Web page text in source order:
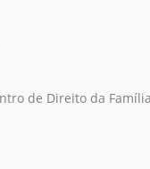
de Direito da